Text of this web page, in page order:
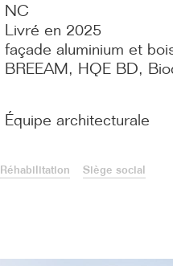
NC
Livré en 2025
façade aluminium et
BREEAM, HQE BD,
Équipe architecturale
Réhabilitation Siège social